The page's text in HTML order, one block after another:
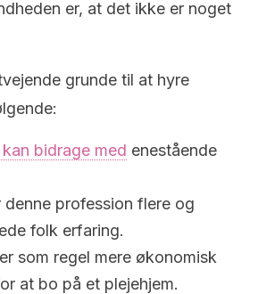
er, at det ikke er noget
grunde til at hyre
bidrage med enestående
denne profession flere og
folk erfaring.
som regel mere økonomisk
at bo på et plejehjem.